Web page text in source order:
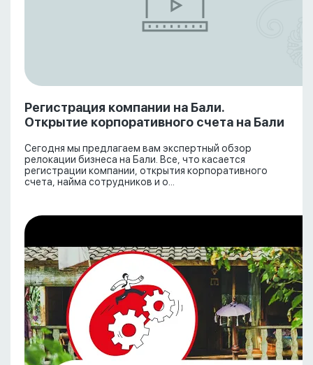
Регистрация компании на Бали.
Открытие корпоративного счета на Бали
Сегодня мы предлагаем вам экспертный обзор
релокации бизнеса на Бали. Все, что касается
регистрации компании, открытия корпоративного
счета, найма сотрудников и о...